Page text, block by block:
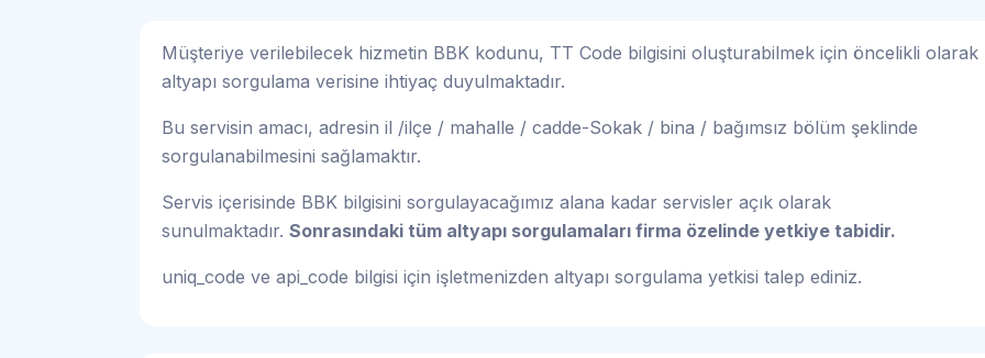
Müşteriye verilebilecek hizmetin BBK kodunu, TT Code bilgisini oluşturabilmek için öncelikli olarak
altyapı sorgulama verisine ihtiyaç duyulmaktadır.
Bu servisin amacı, adresin il /ilçe / mahalle / cadde-Sokak / bina / bağımsız bölüm şeklinde
sorgulanabilmesini sağlamaktır.
Servis içerisinde BBK bilgisini sorgulayacağımız alana kadar servisler açık olarak
sunulmaktadır. Sonrasındaki tüm altyapı sorgulamaları firma özelinde yetkiye tabidir.
uniq_code ve api_code bilgisi için işletmenizden altyapı sorgulama yetkisi talep ediniz.